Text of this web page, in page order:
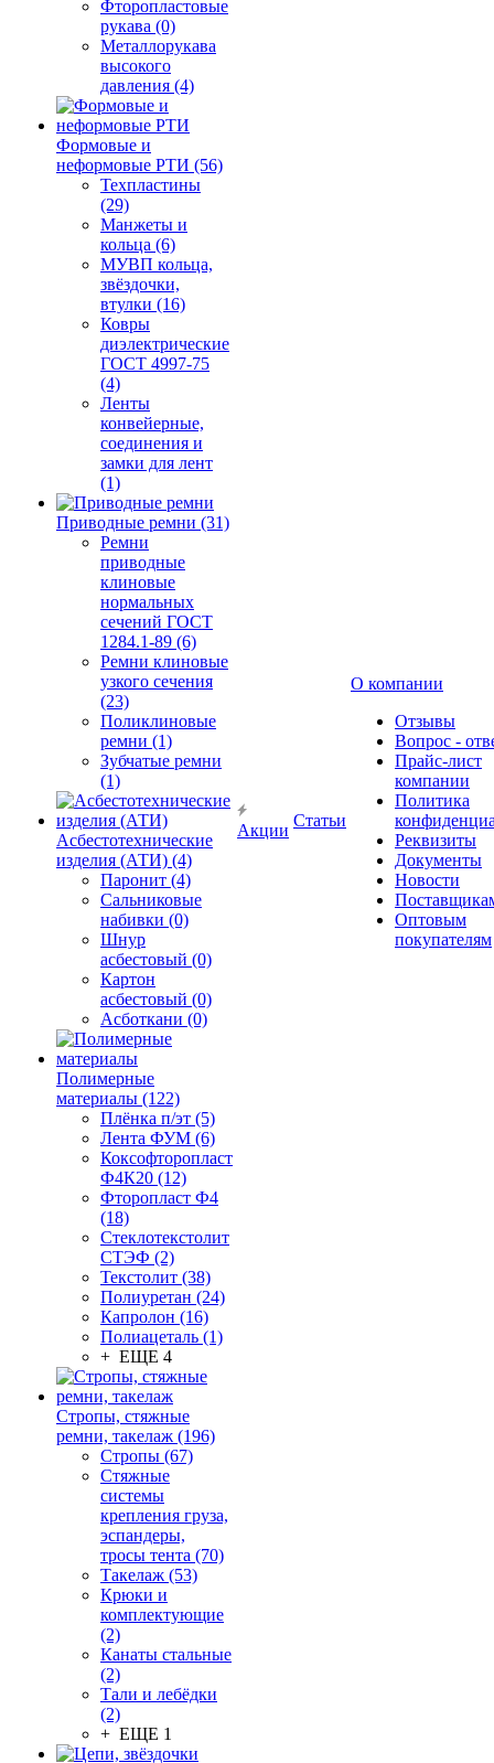
Фторопластовые
рукава (0)
Металлорукава
высокого
давления (4)
Формовые и
неформовые РТИ (56)
Техпластины
(29)
Манжеты и
кольца (6)
МУВП кольца,
звёздочки,
втулки (16)
Ковры
диэлектрические
ГОСТ 4997-75
(4)
Ленты
конвейерные,
соединения и
замки для лент
(1)
Приводные ремни (31)
Ремни
приводные
клиновые
нормальных
сечений ГОСТ
1284.1-89 (6)
Ремни клиновые
узкого сечения
(23)
Поликлиновые
ремни (1)
Зубчатые ремни
(1)
Асбестотехнические
изделия (АТИ) (4)
Паронит (4)
Сальниковые
набивки (0)
Шнур
асбестовый (0)
Картон
асбестовый (0)
Асботкани (0)
Полимерные
материалы (122)
Плёнка п/эт (5)
Лента ФУМ (6)
Коксофторопласт
Ф4К20 (12)
Фторопласт Ф4
(18)
Стеклотекстолит
СТЭФ (2)
Текстолит (38)
Полиуретан (24)
Капролон (16)
Полиацеталь (1)
+ ЕЩЕ 4
Стропы, стяжные
ремни, такелаж (196)
Стропы (67)
Стяжные
системы
крепления груза,
эспандеры,
тросы тента (70)
Такелаж (53)
Крюки и
комплектующие
(2)
Канаты стальные
(2)
Тали и лебёдки
(2)
+ ЕЩЕ 1
Акции
Статьи
О компании
Отзывы
Вопрос -
Прайс-лист
компании
Политика
Реквизиты
Документы
Новости
Оптовым
покупателям